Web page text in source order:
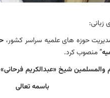
حوزه های علمیه سراسر کشور،
” منصوب کرد.
شیخ «عبدالکریم فرحانی»
باسمه تعالی